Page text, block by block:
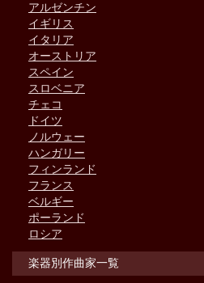
アルゼンチン
イギリス
イタリア
オーストリア
スペイン
スロベニア
チェコ
ドイツ
ノルウェー
ハンガリー
フィンランド
フランス
ベルギー
ポーランド
ロシア
楽器別作曲家一覧